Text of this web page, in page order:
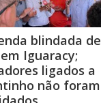
blindada de
Iguaracy;
ligados a
não foram